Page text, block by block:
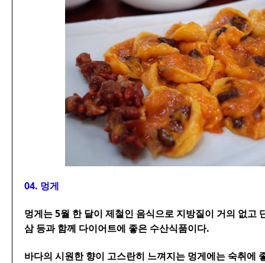
04. 멍게
멍게는 5월 한 달이 제철인 음식으로 지방질이 거의 없고
삼 등과 함께 다이어트에 좋은 수산식품이다.
바다의 시원한 향이 고스란히 느껴지는 멍게에는 숙취에